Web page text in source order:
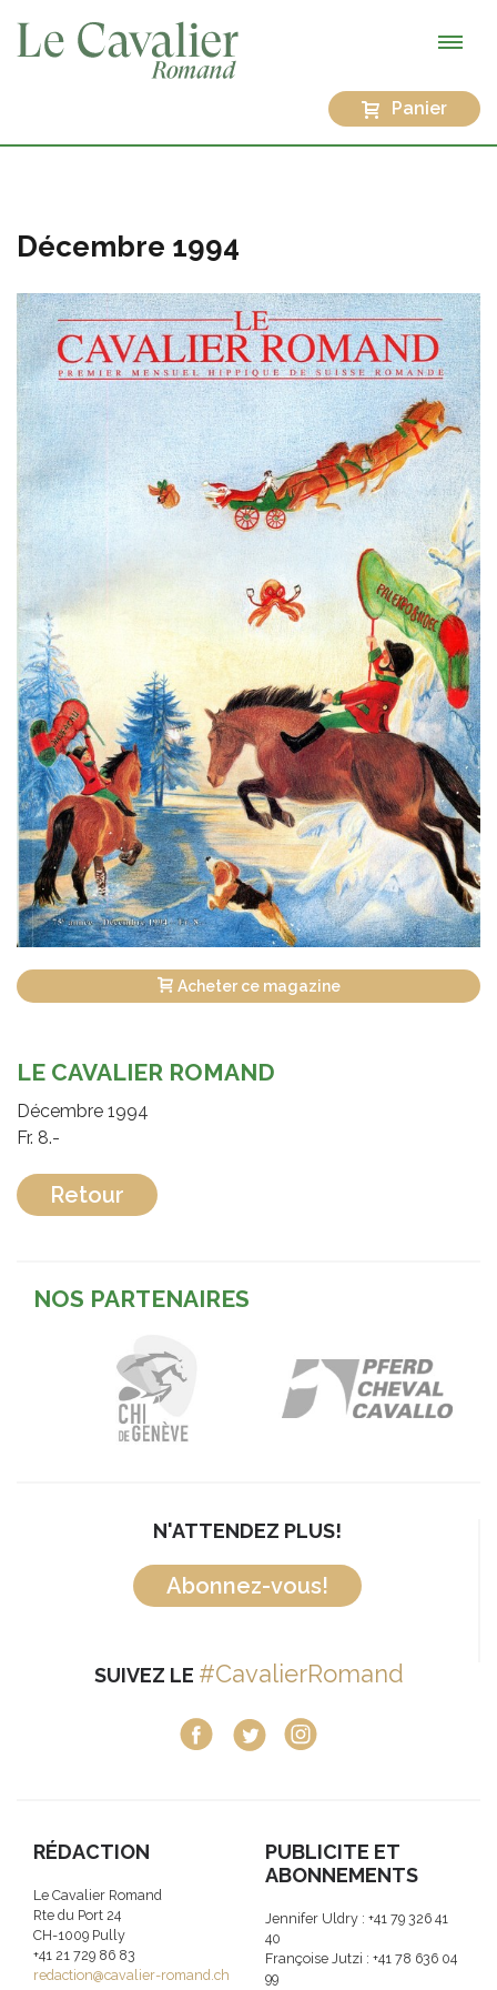
Panier
Décembre 1994
Acheter ce magazine
LE CAVALIER ROMAND
Décembre 1994
Fr. 8.-
Retour
NOS PARTENAIRES
N'ATTENDEZ PLUS!
Abonnez-vous!
SUIVEZ LE #CavalierRomand
RÉDACTION
Le Cavalier Romand
Rte du Port 24
CH-1009 Pully
+41 21 729 86 83
redaction@cavalier-romand.ch
PUBLICITE ET
ABONNEMENTS
Jennifer Uldry : +41 79 326 41
40
Françoise Jutzi : +41 78 636 04
99